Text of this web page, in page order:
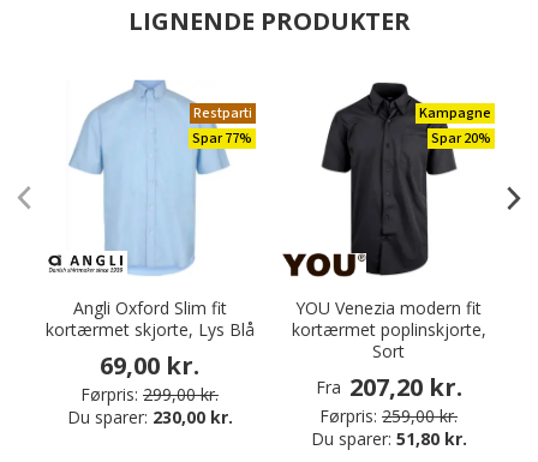
LIGNENDE PRODUKTER
Restparti
Spar 77%
Angli Oxford Slim fit
kortærmet skjorte, Lys Blå
69,00 kr.
Førpris: 299,00 kr.
Du sparer: 230,00 kr.
Kampagne
Spar 20%
YOU Venezia modern fit
kortærmet poplinskjorte,
Sort
Fra 207,20 kr.
Førpris: 259,00 kr.
Du sparer: 51,80 kr.